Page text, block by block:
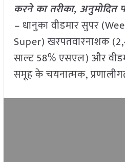
करने का तरीका, अनुमोदित
– धानुका वीडमार सुपर
Super) खरपतवारनाशक
साल्ट 58% एसएल) और
समूह के चयनात्मक,